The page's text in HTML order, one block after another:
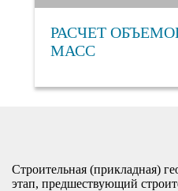
РАСЧЕТ
МАСС
Строительная (прикладная)
этап, предшествующий